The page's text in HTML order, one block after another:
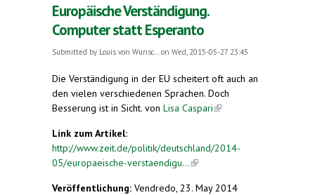
Europäische Verständigung.
Computer statt Esperanto
Submitted by Louis von Wunsc... on Wed, 2015-05-27 23:45
Die Verständigung in der EU scheitert oft auch an
den vielen verschiedenen Sprachen. Doch
Besserung ist in Sicht. von Lisa Caspari(link is
Link zum Artikel:
http://www.zeit.de/politik/deutschland/2014-
05/europaeische-verstaendigu...(link is external)
Veröffentlichung: Vendredo, 23. May 2014